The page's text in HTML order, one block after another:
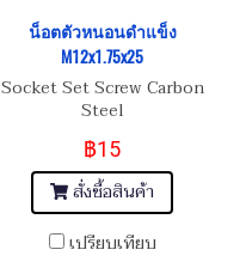
น็อตตัวหนอนดำแข็ง
M12x1.75x25
Socket Set Screw Carbon
Steel
฿15
สั่งซื้อสินค้า
เปรียบเทียบ